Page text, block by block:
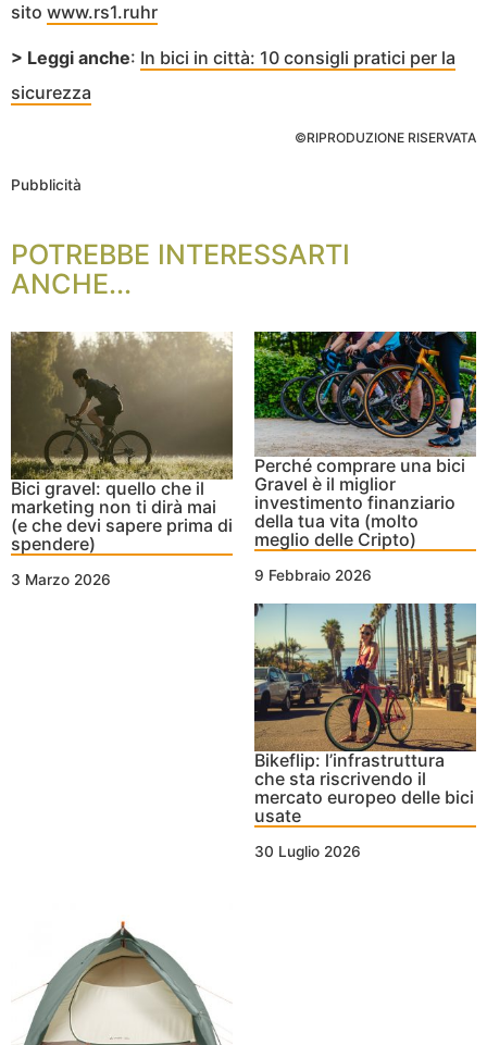
sito www.rs1.ruhr
> Leggi anche: In bici in città: 10 consigli pratici per la
sicurezza
©RIPRODUZIONE RISERVATA
Pubblicità
POTREBBE INTERESSARTI
ANCHE...
Bici gravel: quello che il
marketing non ti dirà mai
(e che devi sapere prima di
spendere)
3 Marzo 2026
Perché comprare una bici
Gravel è il miglior
investimento finanziario
della tua vita (molto
meglio delle Cripto)
9 Febbraio 2026
Bikeflip: l’infrastruttura
che sta riscrivendo il
mercato europeo delle bici
usate
30 Luglio 2026